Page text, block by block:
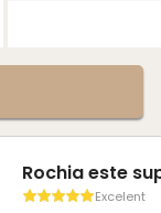
Rochia este
Excelent